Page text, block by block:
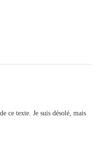
ce texte. Je suis désolé, mais